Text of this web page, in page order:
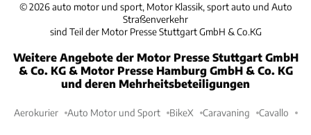
©2026 auto motor und sport, Motor Klassik, sport auto und Auto
Straßenverkehr
sind Teil der Motor Presse Stuttgart GmbH & Co.KG
Weitere Angebote der Motor Presse Stuttgart GmbH
& Co. KG & Motor Presse Hamburg GmbH & Co. KG
und deren Mehrheitsbeteiligungen
Aerokurier Auto Motor und Sport BikeX Caravaning Cavallo